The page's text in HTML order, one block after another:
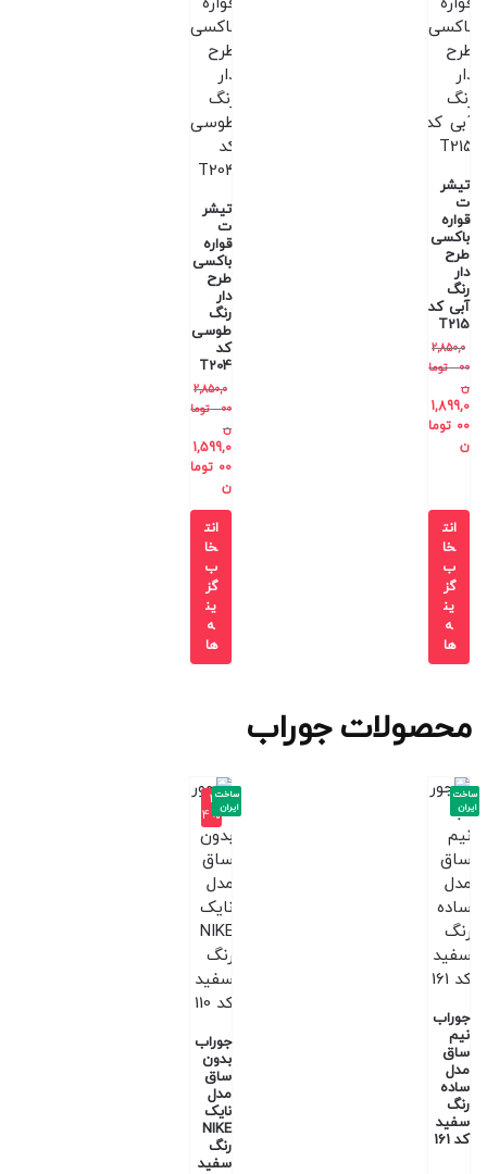
تیشر
ت
قواره
باکسی
طرح
دار
رنگ
آبی کد
T215
2,850,0
00
توما
ن
1,899,0
00 توما
ن
انت
خا
ب
گز
ین
ه
ها
تیشر
ت
قواره
باکسی
طرح
دار
رنگ
طوسی
کد
T204
2,850,0
00
توما
ن
1,599,0
00 توما
ن
انت
خا
ب
گز
ین
ه
ها
محصولات جوراب
جوراب
نیم
ساق
مدل
ساده
رنگ
سفید
کد 161
ساخت
ایران
-2
4%
جوراب
بدون
ساق
مدل
نایک
NIKE
رنگ
سفید
ساخت
ایران